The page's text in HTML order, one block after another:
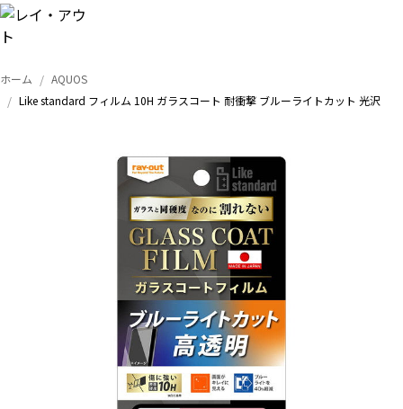
トップ
ホーム
AQUOS
Like standard フィルム 10H ガラスコート 耐衝撃 ブルーライトカット 光沢